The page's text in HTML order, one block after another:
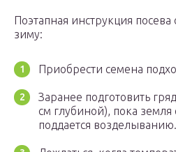
Поэтапная инструкция
зиму:
Приобрести семена
Заранее подготовить
см глубиной), пока
поддается возделыванию.